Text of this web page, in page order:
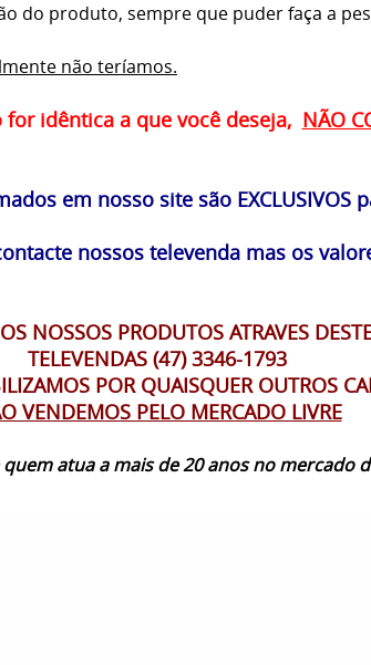
do produto, sempre que puder faça a
não teríamos.
for idêntica a que você deseja, NÃO
em nosso site são
nossos televenda mas os
NOSSOS PRODUTOS ATRAVES
TELEVENDAS (47) 3346-1793
POR QUAISQUER OUTROS
VENDEMOS PELO MERCADO LIVRE
atua a mais de 20 anos no mercado